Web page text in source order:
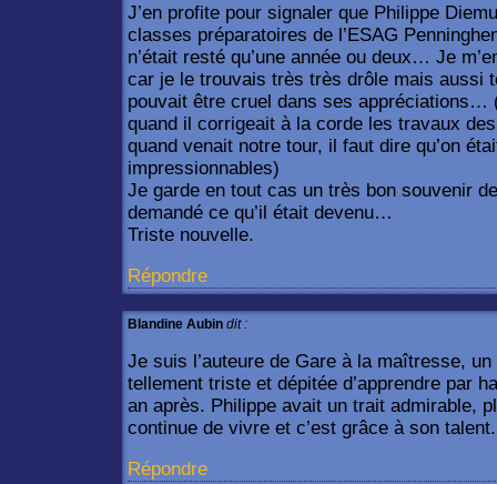
J’en profite pour signaler que Philippe
classes préparatoires de l’ESAG
n’était resté qu’une année ou deux… Je
car je le trouvais très très drôle mais aussi
pouvait être cruel dans ses appréciations…
quand il corrigeait à la corde les travaux
quand venait notre tour, il faut dire qu’on
impressionnables)
Je garde en tout cas un très bon souvenir
demandé ce qu’il était devenu…
Triste nouvelle.
Répondre
Blandine Aubin dit :
Je suis l’auteure de Gare à la maîtresse,
tellement triste et dépitée d’apprendre par
an après. Philippe avait un trait admirable,
continue de vivre et c’est grâce à son
Répondre